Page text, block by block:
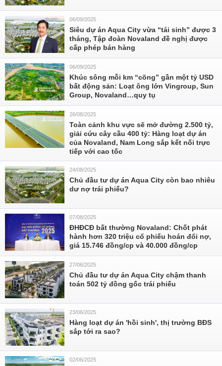
06/09/2025
Siêu dự án Aqua City vừa “tái sinh” được 3
tháng, Tập đoàn Novaland đề nghị được
cấp phép bán hàng
06/09/2025
Khúc sông mỗi km “cõng” gần một tỷ USD
bất động sản: Loạt ông lớn Vingroup, Sun
Group, Novaland…quy tụ
26/08/2025
Toàn cảnh khu vực sẽ mở đường 2.500 tỷ,
giải cứu cây cầu 400 tỷ: Hàng loạt dự án
của Novaland, Nam Long sắp kết nối trực
tiếp với cao tốc
24/08/2025
Chủ đầu tư dự án Aqua City còn bao nhiêu
dư nợ trái phiếu?
07/08/2025
ĐHĐCĐ bất thường Novaland: Chốt phát
hành hơn 320 triệu cổ phiếu hoán đổi nợ,
giá 15.746 đồng/cp và 40.000 đồng/cp
27/06/2025
Chủ đầu tư dự án Aqua City chậm thanh
toán 502 tỷ đồng gốc trái phiếu
23/06/2025
Hàng loạt dự án 'hồi sinh', thị trường BĐS
sắp tới ra sao?
02/06/2025